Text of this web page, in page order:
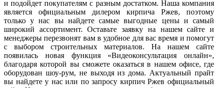
и подойдет покупателям с разным достатком. Наша компания
является официальным дилером кирпича Ржев, поэтому
только у нас вы найдете самые выгодные цены и самый
широкий ассортимент. Оставьте заявку на нашем сайте и
менеджеры перезвонят вам в удобное для вас время и помогут
с выбором строительных материалов. На нашем сайте
появилась новая функция «Видеоконсультация онлайн»,
благодаря которой вы сможете оказаться в нашем офисе, где
оборудован шоу-рум, не выходя из дома. Актуальный прайт
вы найдете у нас или по запросу кирпич Ржев официальный